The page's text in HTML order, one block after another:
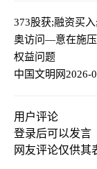
373股获;融资买
奥访问—意在施压
权益问题
中国文明网2026-
用户评论
登录后可以发言
网友评论仅供其